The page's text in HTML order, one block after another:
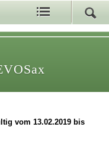
vom 13.02.2019 bis